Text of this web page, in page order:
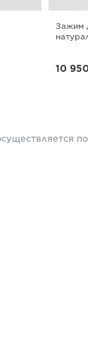
Зажим
10